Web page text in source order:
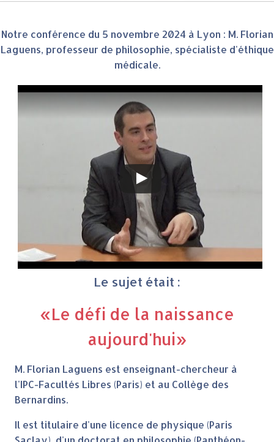
Notre conférence du 5 novembre 2024 à Lyon : M. Florian
Laguens, professeur de philosophie, spécialiste d'éthique
médicale.
Le sujet était :
«Le défi de la naissance
aujourd'hui»
M. Florian Laguens est enseignant-chercheur à
l'IPC-Facultés Libres (Paris) et au Collège des
Bernardins.
Il est titulaire d'une licence de physique (Paris